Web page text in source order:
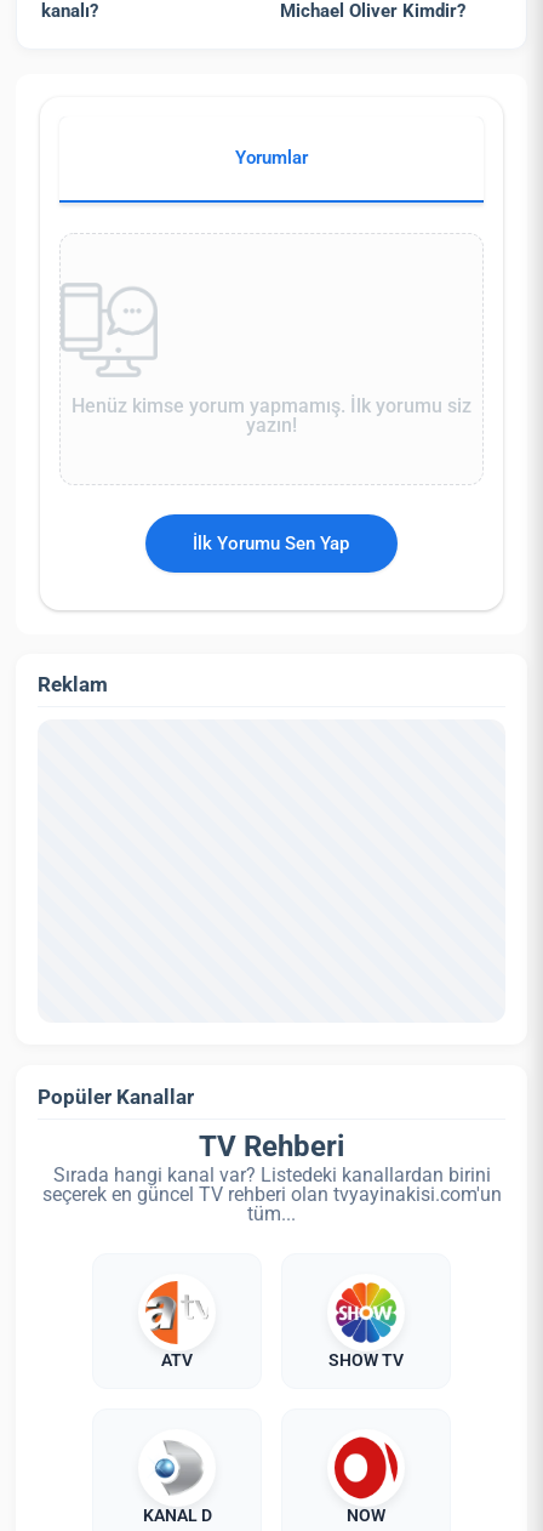
kanalı? Michael Oliver Kimdir?
Yorumlar
Henüz kimse yorum yapmamış. İlk yorumu siz
yazın!
İlk Yorumu Sen Yap
Reklam
Popüler Kanallar
TV Rehberi
Sırada hangi kanal var? Listedeki kanallardan birini
seçerek en güncel TV rehberi olan tvyayinakisi.com'un
tüm...
ATV SHOW TV
KANAL D NOW